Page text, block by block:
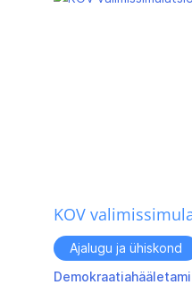
KOV
Ajalugu ja ühiskond
Demokraatia